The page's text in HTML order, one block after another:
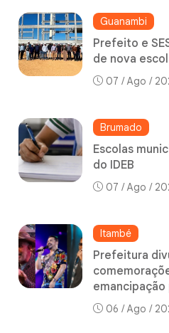
Guanambi
Prefeito e
de nova
07 / Ago /
Brumado
Escolas
do IDEB
07 / Ago /
Itambé
Prefeitura
06 / Ago /